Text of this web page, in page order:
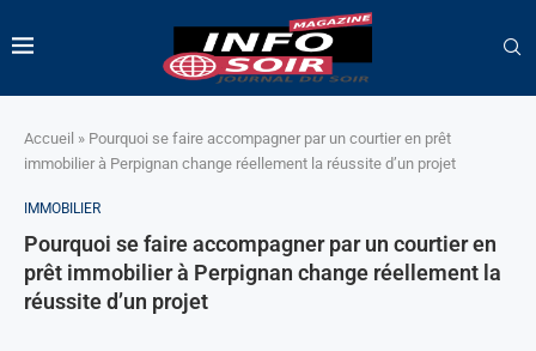
Accueil » Pourquoi se faire accompagner par un courtier en prêt
immobilier à Perpignan change réellement la réussite d’un projet
IMMOBILIER
Pourquoi se faire accompagner par un courtier en
prêt immobilier à Perpignan change réellement la
réussite d’un projet